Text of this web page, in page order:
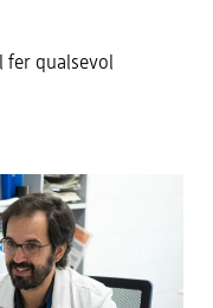
fer qualsevol